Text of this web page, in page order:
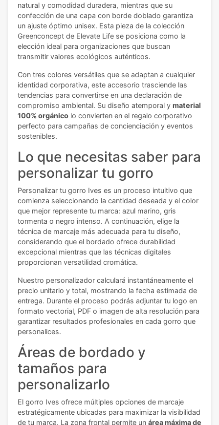
natural y comodidad duradera, mientras que su
confección de una capa con borde doblado garantiza
un ajuste óptimo unisex. Esta pieza de la colección
Greenconcept de Elevate Life se posiciona como la
elección ideal para organizaciones que buscan
transmitir valores ecológicos auténticos.
Con tres colores versátiles que se adaptan a cualquier
identidad corporativa, este accesorio trasciende las
tendencias para convertirse en una declaración de
compromiso ambiental. Su diseño atemporal y material
100% orgánico lo convierten en el regalo corporativo
perfecto para campañas de concienciación y eventos
sostenibles.
Lo que necesitas saber para
personalizar tu gorro
Personalizar tu gorro Ives es un proceso intuitivo que
comienza seleccionando la cantidad deseada y el color
que mejor represente tu marca: azul marino, gris
tormenta o negro intenso. A continuación, elige la
técnica de marcaje más adecuada para tu diseño,
considerando que el bordado ofrece durabilidad
excepcional mientras que las técnicas digitales
proporcionan versatilidad cromática.
Nuestro personalizador calculará instantáneamente el
precio unitario y total, mostrando la fecha estimada de
entrega. Durante el proceso podrás adjuntar tu logo en
formato vectorial, PDF o imagen de alta resolución para
garantizar resultados profesionales en cada gorro que
personalices.
Áreas de bordado y
tamaños para
personalizarlo
El gorro Ives ofrece múltiples opciones de marcaje
estratégicamente ubicadas para maximizar la visibilidad
de tu marca. La zona frontal permite un área máxima de